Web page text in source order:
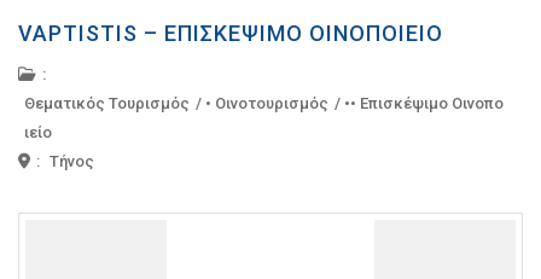
VAPTISTIS – ΕΠΙΣΚΈΨΙΜΟ ΟΙΝΟΠΟΙΕΊΟ
:
Θεματικός Τουρισμός / • Οινοτουρισμός / •• Επισκέψιμο Οινοπο
ιείο
: Τήνος